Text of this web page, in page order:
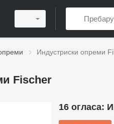
Индустриски опреми
Fischer
16 огласа: